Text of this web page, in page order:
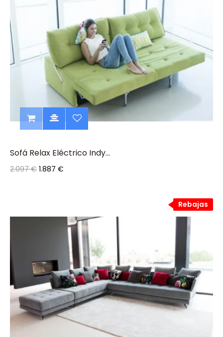
Sofá Relax Eléctrico Indy...
2.097 € 1.887 €
Rebajas
Rebajas